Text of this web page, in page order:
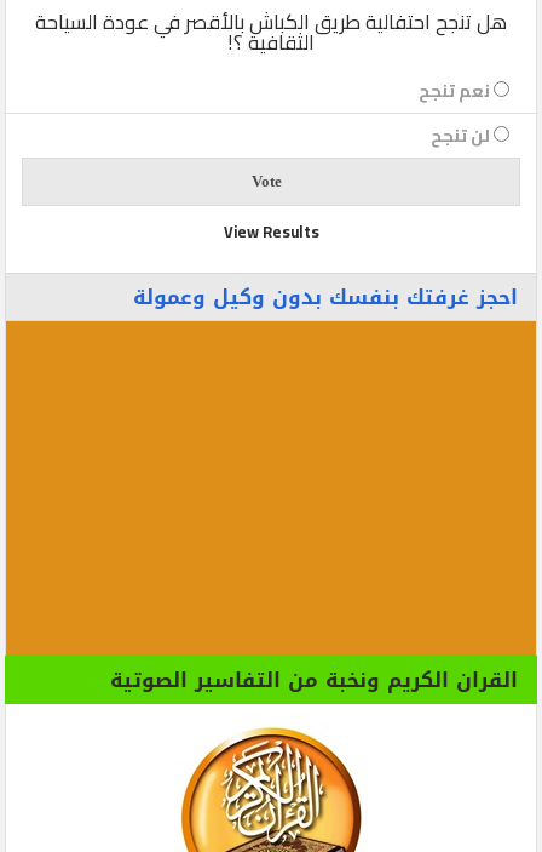
هل تنجح احتفالية طريق الكباش بالأقصر في عودة السياحة
الثقافية ؟!
نعم تنجح
لن تنجح
View Results
احجز غرفتك بنفسك بدون وكيل وعمولة
القران الكريم ونخبة من التفاسير الصوتية